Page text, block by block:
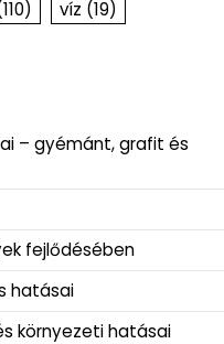
víz (19)
– gyémánt, grafit és
fejlődésében
hatásai
környezeti hatásai